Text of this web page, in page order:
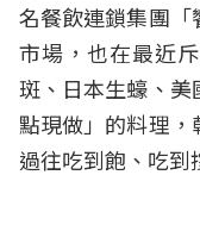
名餐飲連鎖集團
市場，也在最近
斑、日本生蠔、
點現做」的料理
過往吃到飽、吃到